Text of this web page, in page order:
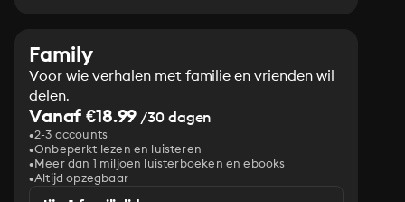
Family
Voor wie verhalen met familie en vrienden wil
delen.
Vanaf €18.99 /30 dagen
2-3 accounts
Onbeperkt lezen en luisteren
Meer dan 1 miljoen luisterboeken en ebooks
Altijd opzegbaar